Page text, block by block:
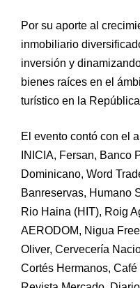
Por su aporte al
inmobiliario
inversión y
bienes raíces en el
turístico en la
El evento contó con el
INICIA, Fersan, Banco
Dominicano, Word
Banreservas, Humano
Rio Haina (HIT), Roig
AERODOM, Nigua
Oliver, Cervecería
Cortés Hermanos,